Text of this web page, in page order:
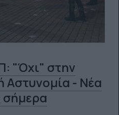
"Όχι" στην
Αστυνομία - Νέα
σήμερα